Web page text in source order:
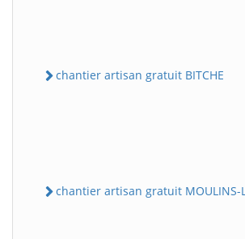
chantier artisan gratuit BITCHE
chantier artisan gratuit MOULINS-